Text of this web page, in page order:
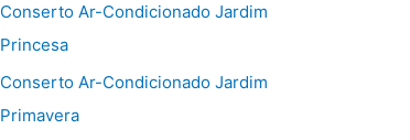
Conserto Ar-Condicionado Jardim
Princesa
Conserto Ar-Condicionado Jardim
Primavera